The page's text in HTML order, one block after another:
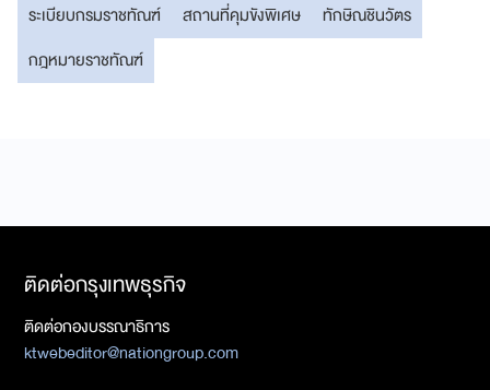
ระเบียบกรมราชทัณฑ์
สถานที่คุมขังพิเศษ
ทักษิณชินวัตร
กฎหมายราชทัณฑ์
ติดต่อกรุงเทพธุรกิจ
ติดต่อกองบรรณาธิการ
ktwebeditor@nationgroup.com